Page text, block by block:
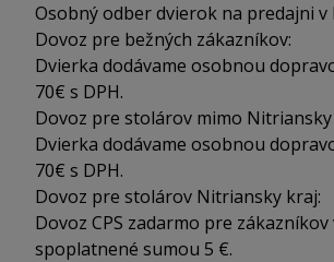
Osobný odber dvierok na predajni v
Dovoz pre bežných zákazníkov:
Dvierka dodávame osobnou
70€ s DPH.
Dovoz pre stolárov mimo Nitriansky
Dvierka dodávame osobnou
70€ s DPH.
Dovoz pre stolárov Nitriansky kraj:
Dovoz CPS zadarmo pre
spoplatnené sumou 5 €.